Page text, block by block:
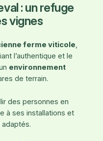
: un refuge
vignes
ferme viticole,
l’authentique et le
environnement
de terrain.
des personnes en
à ses installations et